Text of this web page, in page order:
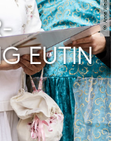
EUTIN